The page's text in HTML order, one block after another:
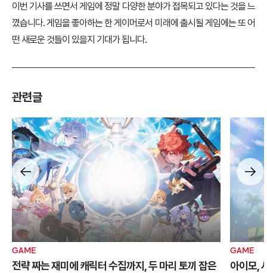
이번 기사를 쓰면서 게임에 정말 다양한 분야가 접목되고 있다는 것을 느
꼈습니다. 게임을 좋아하는 한 게이머로서 미래에 출시될 게임에는 또 어
떤 새로운 것들이 있을지 기대가 됩니다.
관련글
GAME
전략 짜는 재미에 캐릭터 수집까지, 두 마리 토끼 잡은
GAME
아이모,